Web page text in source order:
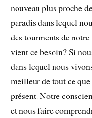
nouveau plus proche
paradis dans lequel
des tourments de
vient ce besoin? Si
dans lequel nous
meilleur de tout ce
présent. Notre
et nous faire